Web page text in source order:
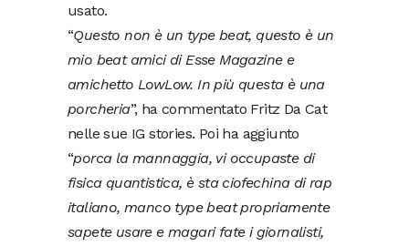
usato.
“Questo non è un type beat, questo è un
mio beat amici di Esse Magazine e
amichetto LowLow. In più questa è una
porcheria”, ha commentato Fritz Da Cat
nelle sue IG stories. Poi ha aggiunto
“porca la mannaggia, vi occupaste di
fisica quantistica, è sta ciofechina di rap
italiano, manco type beat propriamente
sapete usare e magari fate i giornalisti,